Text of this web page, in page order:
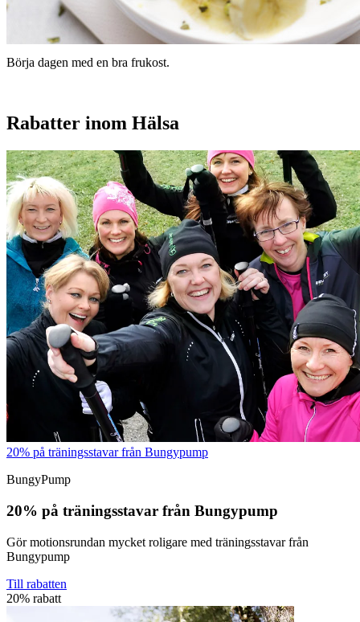
Börja dagen med en bra frukost.
Rabatter inom Hälsa
20% på träningsstavar från Bungypump
BungyPump
20% på träningsstavar från Bungypump
Gör motionsrundan mycket roligare med träningsstavar från
Bungypump
Till rabatten
20% rabatt